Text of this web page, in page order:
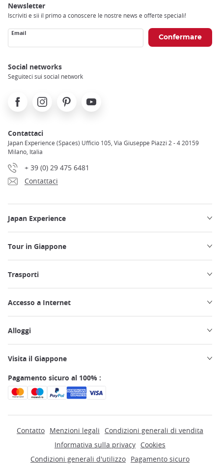
Newsletter
Iscriviti e sii il primo a conoscere le nostre news e offerte speciali!
Email
Social networks
Seguiteci sui social network
FacebookInstagramPinterest Youtube
Contattaci
Japan Experience (Spaces) Ufficio 105, Via Giuseppe Piazzi 2 - 4 20159
Milano, Italia
+ 39 (0) 29 475 6481
Contattaci
Japan Experience
Tour in Giappone
Trasporti
Accesso a Internet
Alloggi
Visita il Giappone
Pagamento sicuro al 100% :
Contatto Menzioni legali
Condizioni generali di vendita
Informativa sulla privacy Cookies
Condizioni generali d'utilizzo Pagamento sicuro